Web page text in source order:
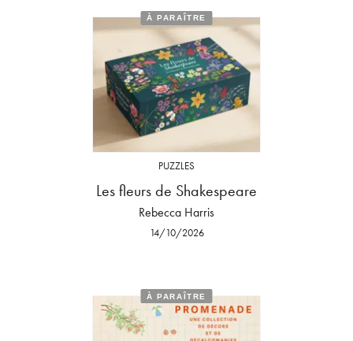
À PARAÎTRE
PUZZLES
Les fleurs de Shakespeare
Rebecca Harris
14/10/2026
À PARAÎTRE